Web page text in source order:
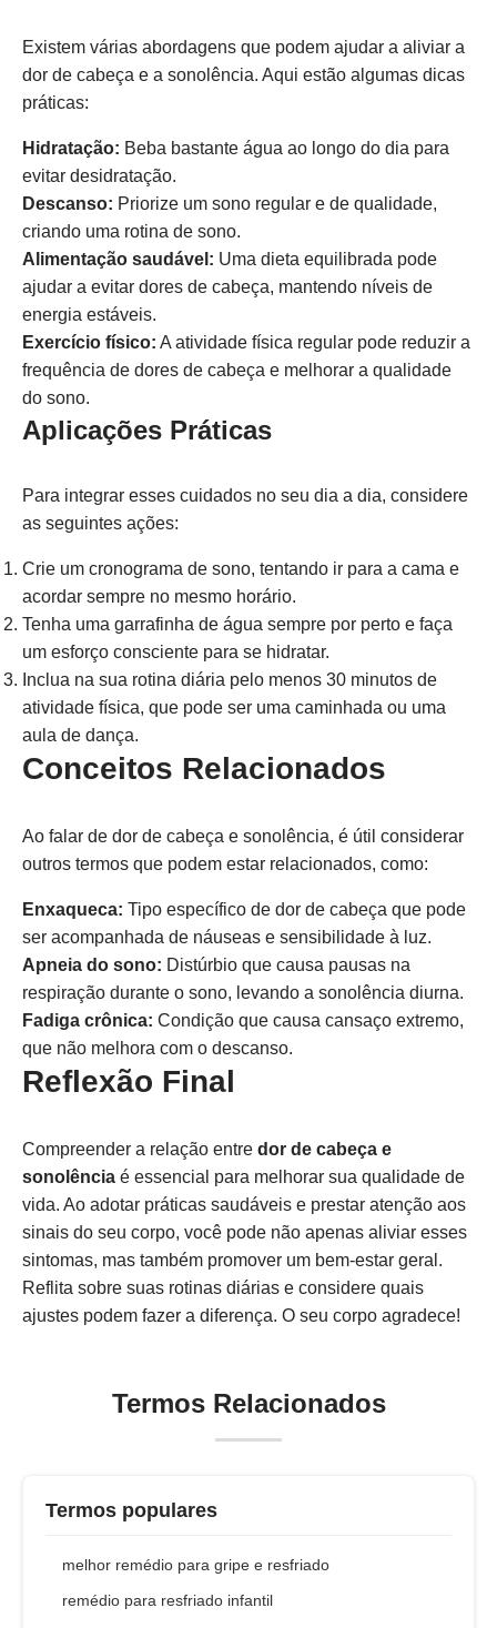
Existem várias abordagens que podem ajudar a aliviar a
dor de cabeça e a sonolência. Aqui estão algumas dicas
práticas:
Hidratação: Beba bastante água ao longo do dia para
evitar desidratação.
Descanso: Priorize um sono regular e de qualidade,
criando uma rotina de sono.
Alimentação saudável: Uma dieta equilibrada pode
ajudar a evitar dores de cabeça, mantendo níveis de
energia estáveis.
Exercício físico: A atividade física regular pode reduzir a
frequência de dores de cabeça e melhorar a qualidade
do sono.
Aplicações Práticas
Para integrar esses cuidados no seu dia a dia, considere
as seguintes ações:
Crie um cronograma de sono, tentando ir para a cama e
acordar sempre no mesmo horário.
Tenha uma garrafinha de água sempre por perto e faça
um esforço consciente para se hidratar.
Inclua na sua rotina diária pelo menos 30 minutos de
atividade física, que pode ser uma caminhada ou uma
aula de dança.
Conceitos Relacionados
Ao falar de dor de cabeça e sonolência, é útil considerar
outros termos que podem estar relacionados, como:
Enxaqueca: Tipo específico de dor de cabeça que pode
ser acompanhada de náuseas e sensibilidade à luz.
Apneia do sono: Distúrbio que causa pausas na
respiração durante o sono, levando a sonolência diurna.
Fadiga crônica: Condição que causa cansaço extremo,
que não melhora com o descanso.
Reflexão Final
Compreender a relação entre dor de cabeça e
sonolência é essencial para melhorar sua qualidade de
vida. Ao adotar práticas saudáveis e prestar atenção aos
sinais do seu corpo, você pode não apenas aliviar esses
sintomas, mas também promover um bem-estar geral.
Reflita sobre suas rotinas diárias e considere quais
ajustes podem fazer a diferença. O seu corpo agradece!
Termos Relacionados
Termos populares
melhor remédio para gripe e resfriado
remédio para resfriado infantil